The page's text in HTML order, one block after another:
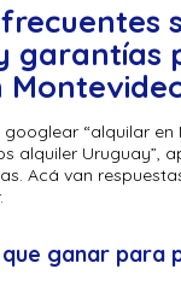
garantías
“alquilar en
alquiler Uruguay”,
Acá van
ganar para